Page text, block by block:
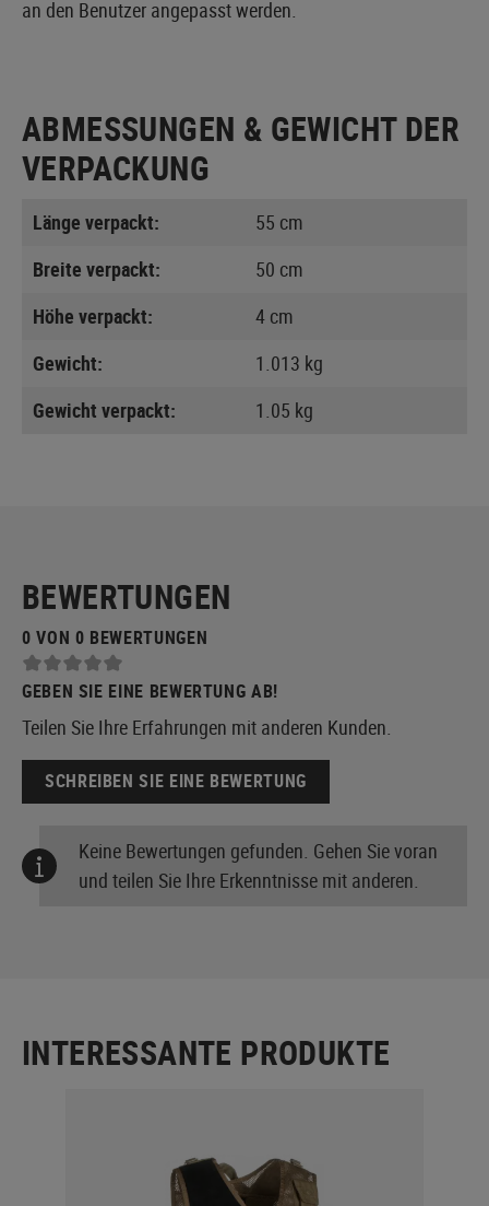
an den Benutzer angepasst werden.
ABMESSUNGEN & GEWICHT DER
VERPACKUNG
Länge verpackt:
55 cm
Breite verpackt:
50 cm
Höhe verpackt:
4 cm
Gewicht:
1.013 kg
Gewicht verpackt:
1.05 kg
BEWERTUNGEN
0 VON 0 BEWERTUNGEN
GEBEN SIE EINE BEWERTUNG AB!
Teilen Sie Ihre Erfahrungen mit anderen Kunden.
SCHREIBEN SIE EINE BEWERTUNG
Keine Bewertungen gefunden. Gehen Sie voran
und teilen Sie Ihre Erkenntnisse mit anderen.
INTERESSANTE PRODUKTE